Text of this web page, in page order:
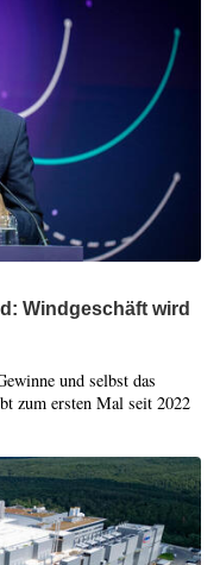
Windgeschäft wird
und selbst das
zum ersten Mal seit 2022